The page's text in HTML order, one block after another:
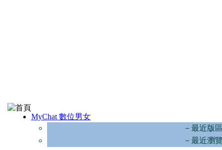
MyChat 數位男女
－最近版
－最近瀏